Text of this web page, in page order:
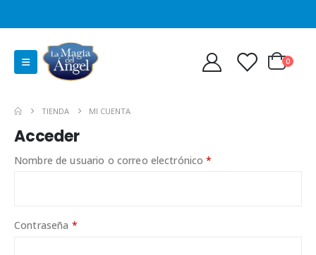
0
TIENDA MI CUENTA
Acceder
Nombre de usuario o correo electrónico*
Contraseña *Obligatorio